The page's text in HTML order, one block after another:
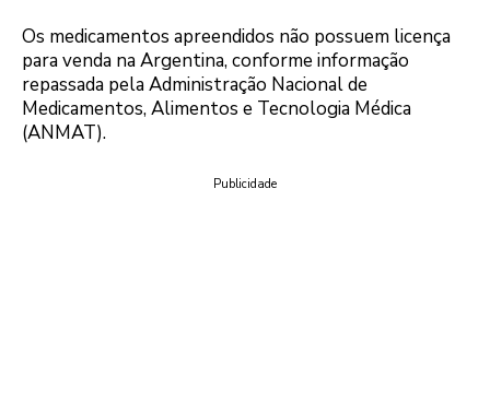
Os medicamentos apreendidos não possuem licença
para venda na Argentina, conforme informação
repassada pela Administração Nacional de
Medicamentos, Alimentos e Tecnologia Médica
(ANMAT).
Publicidade